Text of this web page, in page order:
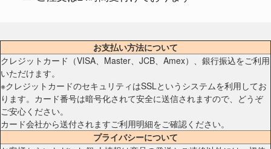
お支払い方法について
クレジットカード（VISA、Master、JCB、Amex）、銀行振込をご利用
いただけます。
※クレジットカードのセキュリティはSSLというシステムを利用してお
ります。カード番号は暗号化されて安全に送信されますので、どうぞ
ご安心ください。
カード会社から送付されますご利用明細をご確認ください。
プライバシーについて